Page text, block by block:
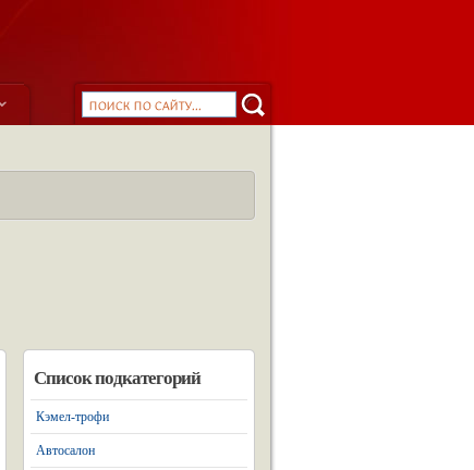
Список подкатегорий
Кэмел-трофи
Автосалон